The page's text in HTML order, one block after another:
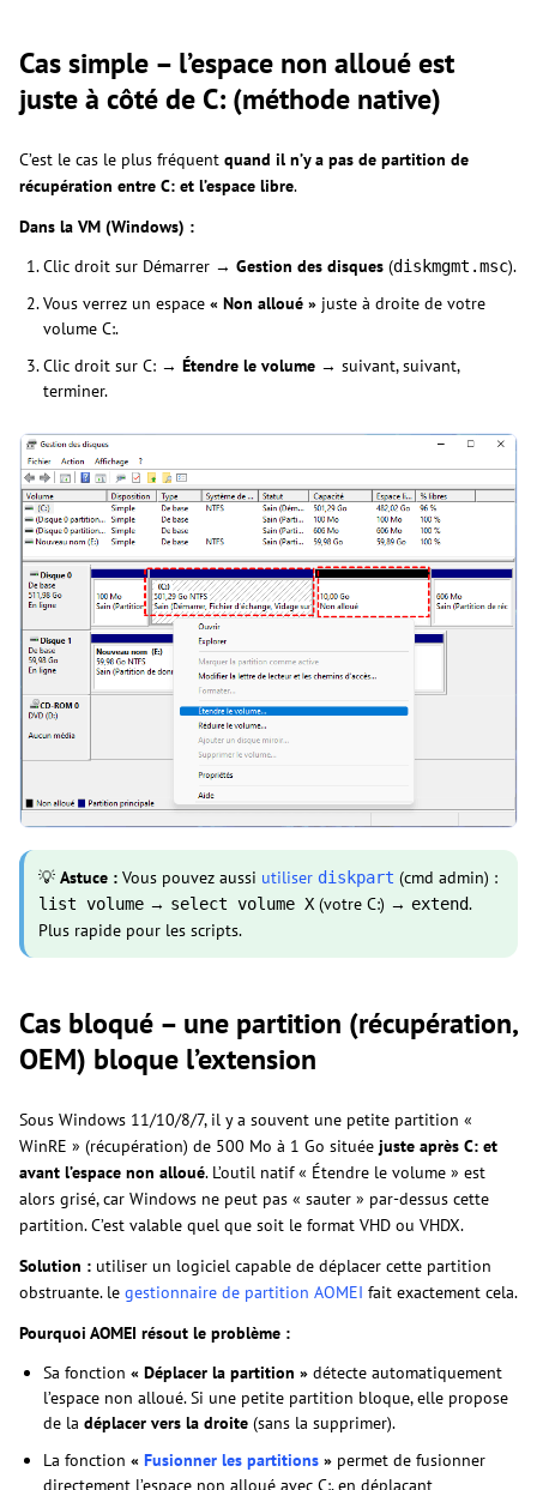
Cas simple – l’espace non alloué est
juste à côté de C: (méthode native)
C’est le cas le plus fréquent quand il n’y a pas de partition de
récupération entre C: et l’espace libre.
Dans la VM (Windows) :
Clic droit sur Démarrer → Gestion des disques (diskmgmt.msc).
Vous verrez un espace « Non alloué » juste à droite de votre
volume C:.
Clic droit sur C: → Étendre le volume → suivant, suivant,
terminer.
💡 Astuce : Vous pouvez aussi utiliser diskpart (cmd admin) :
list volume → select volume X (votre C:) → extend.
Plus rapide pour les scripts.
Cas bloqué – une partition (récupération,
OEM) bloque l’extension
Sous Windows 11/10/8/7, il y a souvent une petite partition «
WinRE » (récupération) de 500 Mo à 1 Go située juste après C: et
avant l’espace non alloué. L’outil natif « Étendre le volume » est
alors grisé, car Windows ne peut pas « sauter » par-dessus cette
partition. C’est valable quel que soit le format VHD ou VHDX.
Solution : utiliser un logiciel capable de déplacer cette partition
obstruante. le gestionnaire de partition AOMEI fait exactement cela.
Pourquoi AOMEI résout le problème :
Sa fonction « Déplacer la partition » détecte automatiquement
l’espace non alloué. Si une petite partition bloque, elle propose
de la déplacer vers la droite (sans la supprimer).
La fonction « Fusionner les partitions » permet de fusionner
directement l’espace non alloué avec C:, en déplaçant